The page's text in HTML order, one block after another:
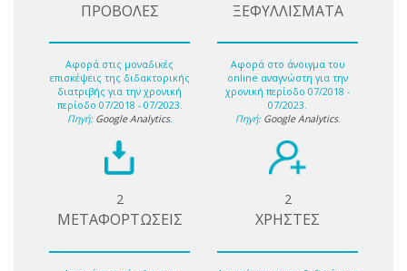
ΠΡΟΒΟΛΕΣ
Αφορά στις μοναδικές
επισκέψεις της διδακτορικής
διατριβής για την χρονική
περίοδο 07/2018 - 07/2023.
Πηγή: Google Analytics.
ΞΕΦΥΛΛΙΣΜΑΤΑ
Αφορά στο άνοιγμα του
online αναγνώστη για την
χρονική περίοδο 07/2018 -
07/2023.
Πηγή: Google Analytics.
2
ΜΕΤΑΦΟΡΤΩΣΕΙΣ
2
ΧΡΗΣΤΕΣ